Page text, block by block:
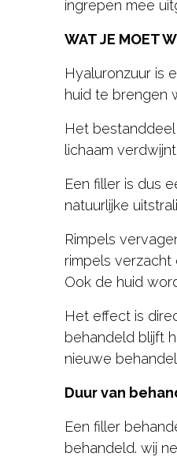
ingrepen mee
WAT JE MOET
Hyaluronzuur is
huid te brengen
Het
lichaam verdwijnt.
Een filler is dus
natuurlijke
Rimpels
rimpels
Ook de huid
Het effect is
behandeld blijft
nieuwe
Duur van
Een filler
behandeld. wij